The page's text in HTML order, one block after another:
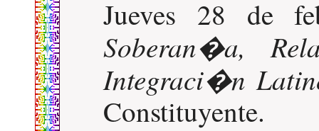
Jueves 28 de
Soberan�a,
Integraci�n
Constituyente.